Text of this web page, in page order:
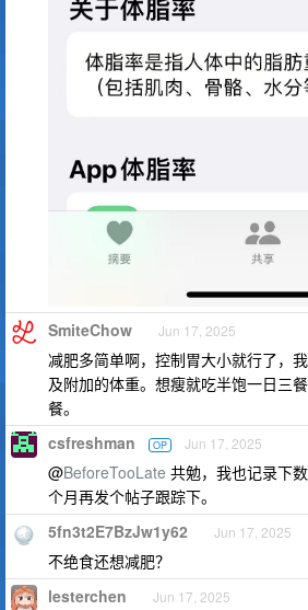
SmiteChow Jun 17, 2025
减肥多简单啊，控制胃大小就行了，
及附加的体重。想瘦就吃半饱一日三
餐。
csfreshman OP Jun 17, 2025
@BeforeTooLate 共勉，我也记录下
个月再发个帖子跟踪下。
5fn3t2E7BzJw1y62 Jun 17, 2025
不绝食还想减肥？
lesterchen Jun 17, 2025